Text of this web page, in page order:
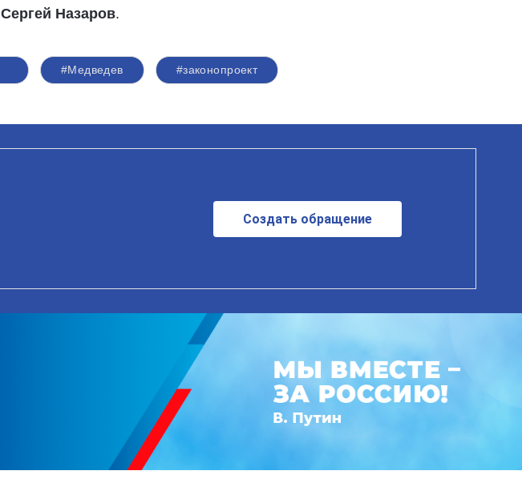
Сергей Назаров.
#Медведев #законопроект
Создать обращение